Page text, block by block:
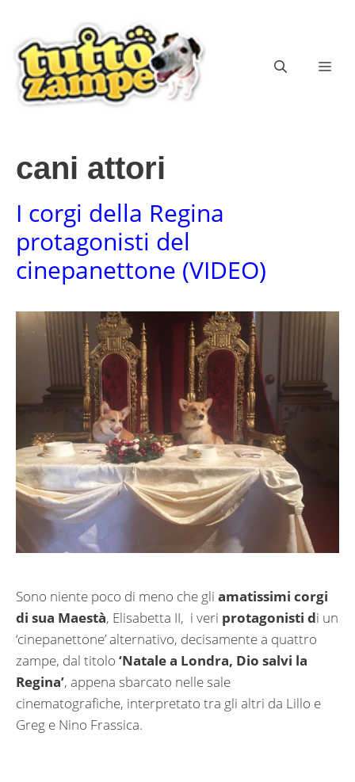
contenuto
cani attori
I corgi della Regina
protagonisti del
cinepanettone (VIDEO)
Sono niente poco di meno che gli amatissimi corgi
di sua Maestà, Elisabetta II, i veri protagonisti di un
‘cinepanettone’ alternativo, decisamente a quattro
zampe, dal titolo ‘Natale a Londra, Dio salvi la
Regina’, appena sbarcato nelle sale
cinematografiche, interpretato tra gli altri da Lillo e
Greg e Nino Frassica.